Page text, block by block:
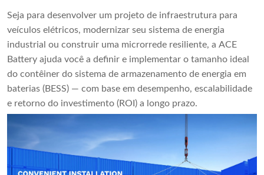
Seja para desenvolver um projeto de infraestrutura para
veículos elétricos, modernizar seu sistema de energia
industrial ou construir uma microrrede resiliente, a ACE
Battery ajuda você a definir e implementar o tamanho ideal
do contêiner do sistema de armazenamento de energia em
baterias (BESS) — com base em desempenho, escalabilidade
e retorno do investimento (ROI) a longo prazo.